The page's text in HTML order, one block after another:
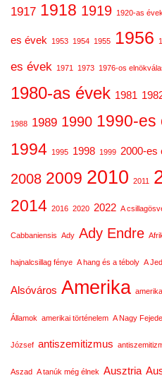
1917 1918 1919 1920-as évek
es évek 1953 1954 1955 1956
es évek
1971 1973 1976-os
1980-as évek 1981
1988 1989 1990 1990-es
1994 1995 1998 1999 2000-es
2008 2009 2010 2011
2014 2016 2020 2022 A
Cabbaniensis Ady Ady Endre
hajnalcsillag fénye A hang és a téboly A
Alsóváros Amerika
Államok amerikai történelem A Nagy
József antiszemitizmus
Aszad A tanúk még élnek Ausztria